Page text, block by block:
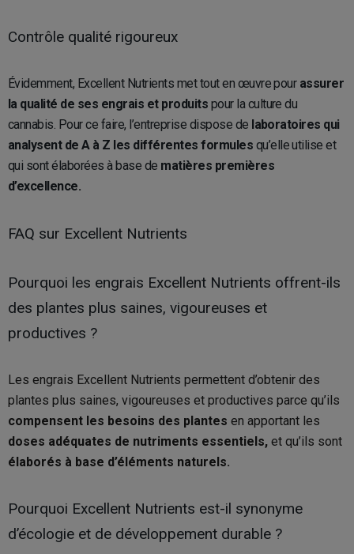
Contrôle qualité rigoureux
Évidemment, Excellent Nutrients met tout en œuvre pour assurer
la qualité de ses engrais et produits pour la culture du
cannabis. Pour ce faire, l’entreprise dispose de laboratoires qui
analysent de A à Z les différentes formules qu’elle utilise et
qui sont élaborées à base de matières premières
d’excellence.
FAQ sur Excellent Nutrients
Pourquoi les engrais Excellent Nutrients offrent-ils
des plantes plus saines, vigoureuses et
productives ?
Les engrais Excellent Nutrients permettent d’obtenir des
plantes plus saines, vigoureuses et productives parce qu’ils
compensent les besoins des plantes en apportant les
doses adéquates de nutriments essentiels, et qu’ils sont
élaborés à base d’éléments naturels.
Pourquoi Excellent Nutrients est-il synonyme
d’écologie et de développement durable ?